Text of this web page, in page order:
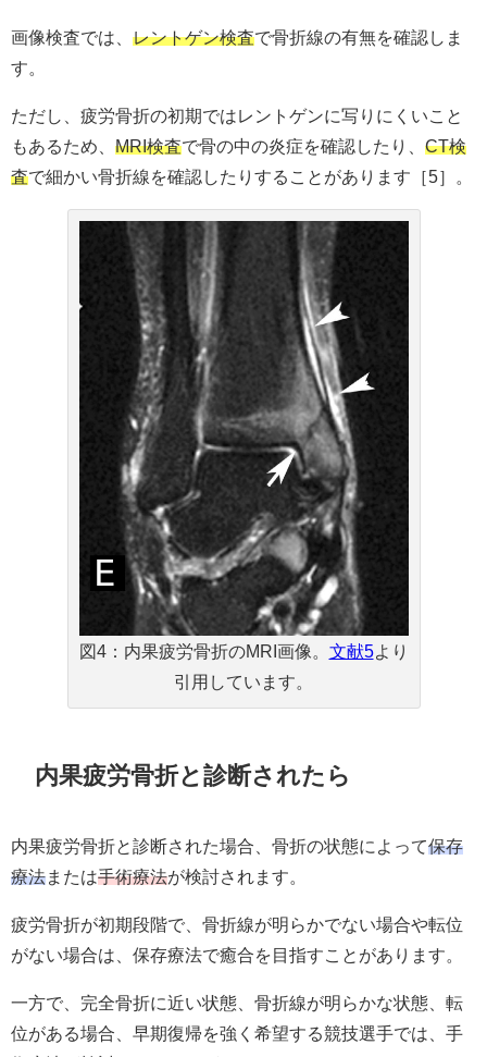
画像検査では、 レントゲン検査で骨折線の有無を確認しま
す。
ただし、疲労骨折の初期ではレントゲンに写りにくいこと
もあるため、 MRI検査で骨の中の炎症を確認したり、 CT検
査で細かい骨折線を確認したりすることがあります［5］。
図4：内果疲労骨折のMRI画像。 文献5より
引用しています。
内果疲労骨折と診断されたら
内果疲労骨折と診断された場合、骨折の状態によって保存
療法または手術療法が検討されます。
疲労骨折が初期段階で、骨折線が明らかでない場合や転位
がない場合は、保存療法で癒合を目指すことがあります。
一方で、完全骨折に近い状態、骨折線が明らかな状態、転
位がある場合、早期復帰を強く希望する競技選手では、手